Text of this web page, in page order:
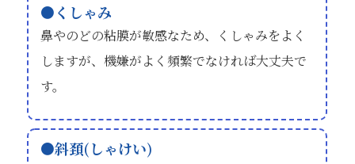
くしゃみ
鼻やのどの粘膜が敏感なため、くしゃみをよく
しますが、機嫌がよく頻繁でなければ大丈夫で
す。
斜頚(しゃけい)